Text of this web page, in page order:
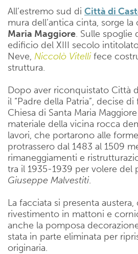
All’estremo sud di Città di
mura dell’antica cinta, sorge la
Maria Maggiore. Sulle spoglie
edificio del XIII secolo
Neve, Niccolò Vitelli fece
struttura.
Dopo aver riconquistato Città
il “Padre della Patria”, decise
Chiesa di Santa Maria
materiale della vicina rocca
lavori, che portarono alle
protrassero dal 1483 al 1509
rimaneggiamenti e
tra il 1935-1939 per volere del
Giuseppe Malvestiti.
La facciata si presenta
rivestimento in mattoni e
anche la pomposa
stata in parte eliminata per
originaria.